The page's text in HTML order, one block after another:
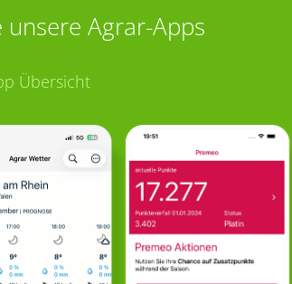
unsere Agrar-Apps
Übersicht